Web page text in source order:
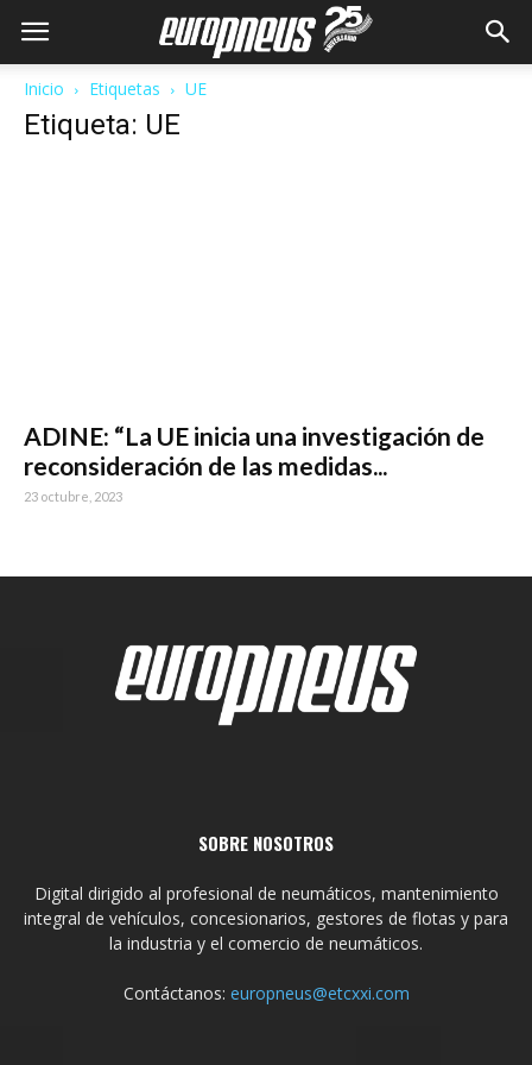
Inicio Etiquetas UE
Etiqueta: UE
ADINE: “La UE inicia una investigación de
reconsideración de las medidas...
23 octubre, 2023
SOBRE NOSOTROS
Digital dirigido al profesional de neumáticos, mantenimiento
integral de vehículos, concesionarios, gestores de flotas y para
la industria y el comercio de neumáticos.
Contáctanos: europneus@etcxxi.com